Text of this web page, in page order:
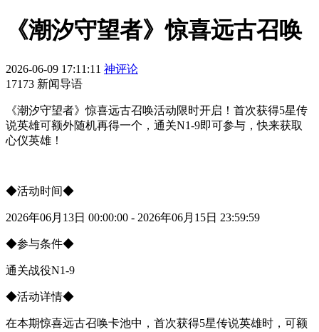
《潮汐守望者》惊喜远古召唤
2026-06-09 17:11:11 神评论
17173 新闻导语
《潮汐守望者》惊喜远古召唤活动限时开启！首次获得5星传
说英雄可额外随机再得一个，通关N1-9即可参与，快来获取
心仪英雄！
◆活动时间◆
2026年06月13日 00:00:00 - 2026年06月15日 23:59:59
◆参与条件◆
通关战役N1-9
◆活动详情◆
在本期惊喜远古召唤卡池中，首次获得5星传说英雄时，可额